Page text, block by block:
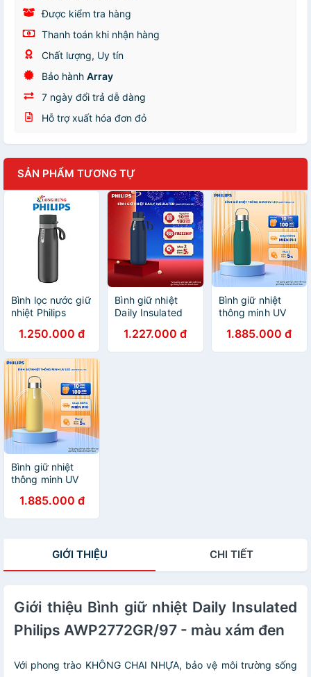
Được kiểm tra hàng
Thanh toán khi nhận hàng
Chất lượng, Uy tín
Bảo hành Array
7 ngày đổi trả dễ dàng
Hỗ trợ xuất hóa đơn đỏ
SẢN PHẨM TƯƠNG TỰ
Bình lọc nước giữ
nhiệt Philips
- Hàng chính
hãng
1.250.000 đ
Bình giữ nhiệt
Daily Insulated
AWP2772NB/97
1.227.000 đ
Bình giữ nhiệt
thông minh UV
AWP2788GN/74
- Xanh lá
1.885.000 đ
Bình giữ nhiệt
thông minh UV
AWP2788YL/74 -
Vàng
1.885.000 đ
GIỚI THIỆU CHI TIẾT
Giới thiệu Bình giữ nhiệt Daily Insulated
Philips AWP2772GR/97 - màu xám đen
Với phong trào KHÔNG CHAI NHỰA, bảo vệ môi trường sống